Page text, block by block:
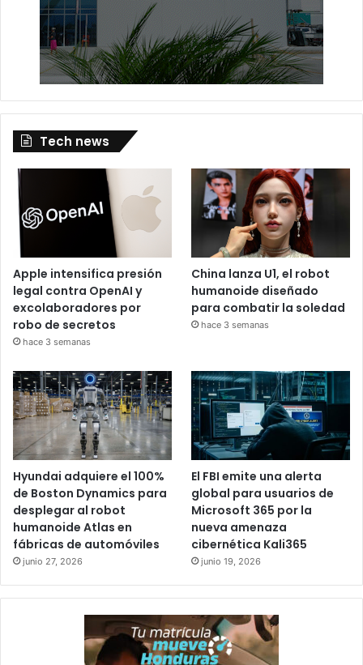
Tech news
Apple intensifica presión
legal contra OpenAI y
excolaboradores por
robo de secretos
hace 3 semanas
China lanza U1, el robot
humanoide diseñado
para combatir la soledad
hace 3 semanas
Hyundai adquiere el 100%
de Boston Dynamics para
desplegar al robot
humanoide Atlas en
fábricas de automóviles
junio 27, 2026
El FBI emite una alerta
global para usuarios de
Microsoft 365 por la
nueva amenaza
cibernética Kali365
junio 19, 2026